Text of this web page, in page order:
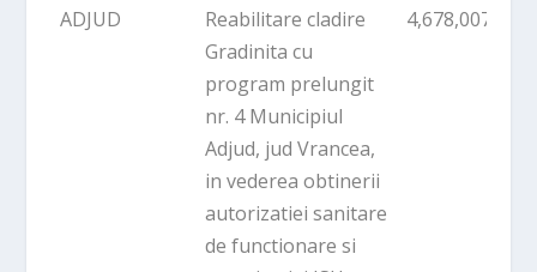
ADJUD
Reabilitare cladire
Gradinita cu
program prelungit
nr. 4 Municipiul
Adjud, jud Vrancea,
in vederea obtinerii
autorizatiei sanitare
de functionare si
4,678,007.00